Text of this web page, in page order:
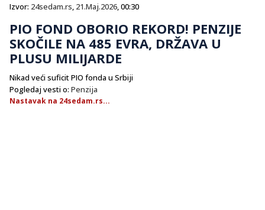
Izvor: 24sedam.rs, 21.Maj.2026, 00:30
PIO FOND OBORIO REKORD! PENZIJE
SKOČILE NA 485 EVRA, DRŽAVA U
PLUSU MILIJARDE
Nikad veći suficit PIO fonda u Srbiji
Pogledaj vesti o: Penzija
Nastavak na 24sedam.rs...